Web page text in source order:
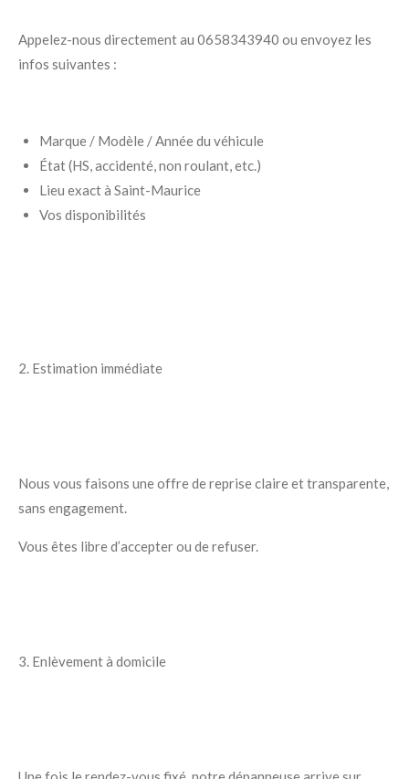
Appelez-nous directement au 0658343940 ou envoyez les
infos suivantes :
Marque / Modèle / Année du véhicule
État (HS, accidenté, non roulant, etc.)
Lieu exact à Saint-Maurice
Vos disponibilités
2. Estimation immédiate
Nous vous faisons une offre de reprise claire et transparente,
sans engagement.
Vous êtes libre d’accepter ou de refuser.
3. Enlèvement à domicile